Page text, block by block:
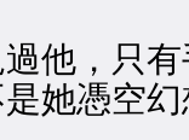
，只有
她憑空